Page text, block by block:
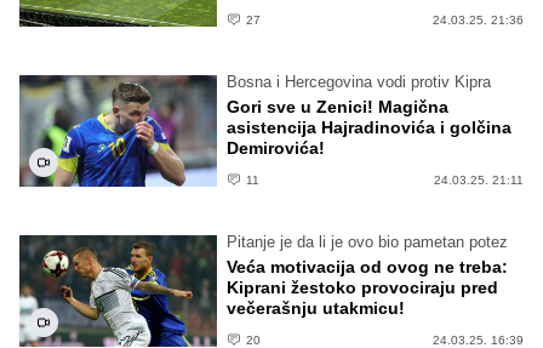
27 24.03.25. 21:36
Bosna i Hercegovina vodi protiv Kipra
Gori sve u Zenici! Magična
asistencija Hajradinovića i golčina
Demirovića!
11 24.03.25. 21:11
Pitanje je da li je ovo bio pametan potez
Veća motivacija od ovog ne treba:
Kiprani žestoko provociraju pred
večerašnju utakmicu!
20 24.03.25. 16:39